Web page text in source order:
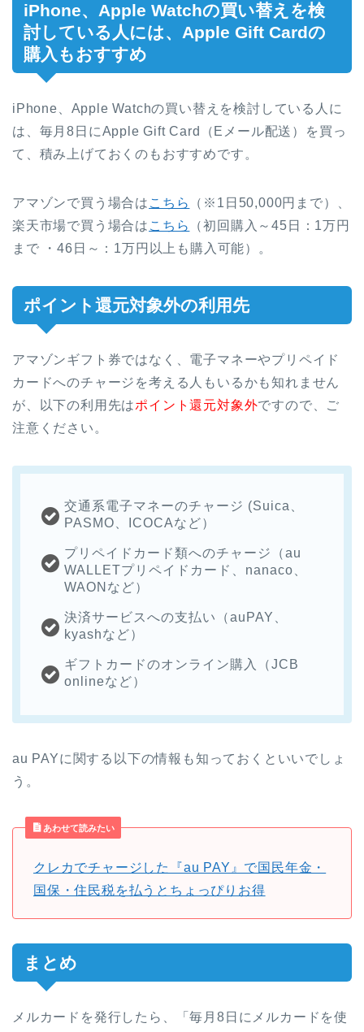
iPhone、Apple Watchの買い替えを検
討している人には、Apple Gift Cardの
購入もおすすめ
iPhone、Apple Watchの買い替えを検討している人に
は、毎月8日にApple Gift Card（Eメール配送）を買っ
て、積み上げておくのもおすすめです。
アマゾンで買う場合は こちら
（※1日50,000円まで）、
楽天市場で買う場合は こちら
（初回購入～45日：1万円
まで ・46日～：1万円以上も購入可能）。
ポイント還元対象外の利用先
アマゾンギフト券ではなく、電子マネーやプリペイド
カードへのチャージを考える人もいるかも知れません
が、以下の利用先はポイント還元対象外ですので、ご
注意ください。
交通系電子マネーのチャージ (Suica、
PASMO、ICOCAなど）
プリペイドカード類へのチャージ（au
WALLETプリペイドカード、nanaco、
WAONなど）
決済サービスへの支払い（auPAY、
kyashなど）
ギフトカードのオンライン購入（JCB
onlineなど）
au PAYに関する以下の情報も知っておくといいでしょ
う。
あわせて読みたい
クレカでチャージした『au PAY』で国民年金・
国保・住民税を払うとちょっぴりお得
まとめ
メルカードを発行したら、「毎月8日にメルカードを使